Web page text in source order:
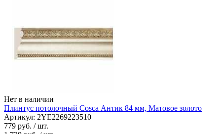
Нет в наличии
Плинтус потолочный Cosca Антик 84 мм, Матовое золото
Артикул: 2YE2269223510
779 руб. / шт.